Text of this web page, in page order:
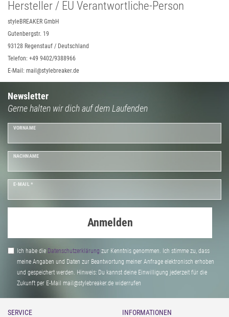
Hersteller / EU Verantwortliche-Person
styleBREAKER GmbH
Gutenbergstr. 19
93128 Regenstauf / Deutschland
Telefon: +49 9402/9388966
E-Mail: mail@stylebreaker.de
Newsletter
Gerne halten wir dich auf dem Laufenden
VORNAME
NACHNAME
E-MAIL *
Anmelden
Ich habe die Daten­schutz­erklärung zur Kenntnis genommen. Ich stimme zu, dass
meine Angaben und Daten zur Beantwortung meiner Anfrage elektronisch erhoben
und gespeichert werden. Hinweis: Du kannst deine Einwilligung jederzeit für die
Zukunft per E-Mail mail@stylebreaker.de widerrufen
SERVICE
INFORMATIONEN